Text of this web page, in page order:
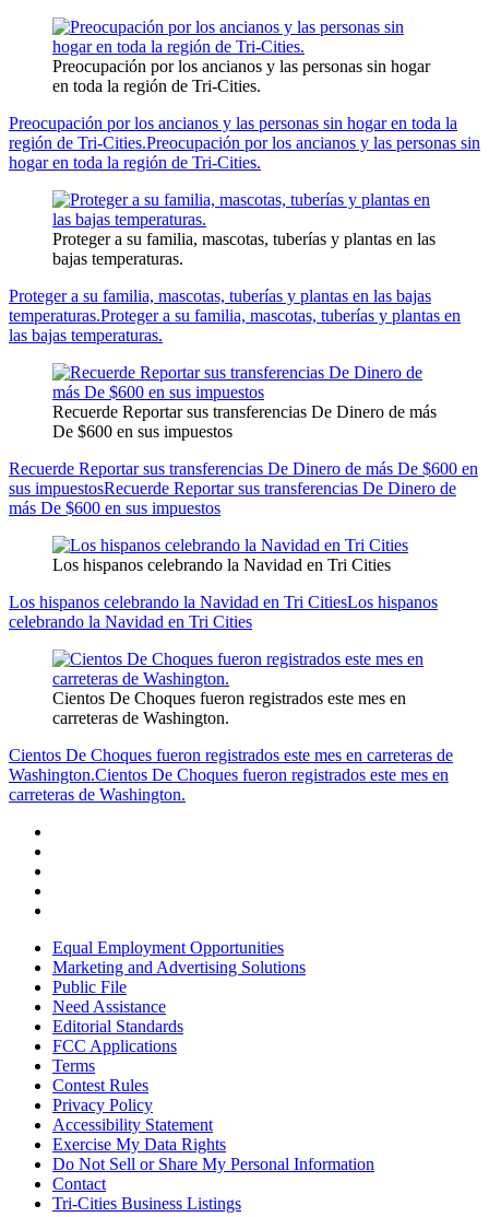
Preocupación por los ancianos y las personas sin hogar
en toda la región de Tri-Cities.
Preocupación por los ancianos y las personas sin hogar en toda la
región de Tri-Cities.Preocupación por los ancianos y las personas sin
hogar en toda la región de Tri-Cities.
Proteger a su familia, mascotas, tuberías y plantas en las
bajas temperaturas.
Proteger a su familia, mascotas, tuberías y plantas en las bajas
temperaturas.Proteger a su familia, mascotas, tuberías y plantas en
las bajas temperaturas.
Recuerde Reportar sus transferencias De Dinero de más
De $600 en sus impuestos
Recuerde Reportar sus transferencias De Dinero de más De $600 en
sus impuestosRecuerde Reportar sus transferencias De Dinero de
más De $600 en sus impuestos
Los hispanos celebrando la Navidad en Tri Cities
Los hispanos celebrando la Navidad en Tri CitiesLos hispanos
celebrando la Navidad en Tri Cities
Cientos De Choques fueron registrados este mes en
carreteras de Washington.
Cientos De Choques fueron registrados este mes en carreteras de
Washington.Cientos De Choques fueron registrados este mes en
carreteras de Washington.
Equal Employment Opportunities
Marketing and Advertising Solutions
Public File
Need Assistance
Editorial Standards
FCC Applications
Terms
Contest Rules
Privacy Policy
Accessibility Statement
Exercise My Data Rights
Do Not Sell or Share My Personal Information
Contact
Tri-Cities Business Listings